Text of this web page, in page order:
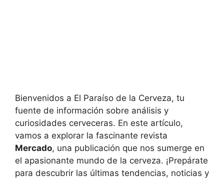
Bienvenidos a El Paraíso de la Cerveza, tu
fuente de información sobre análisis y
curiosidades cerveceras. En este artículo,
vamos a explorar la fascinante revista
Mercado, una publicación que nos sumerge en
el apasionante mundo de la cerveza. ¡Prepárate
para descubrir las últimas tendencias, noticias y